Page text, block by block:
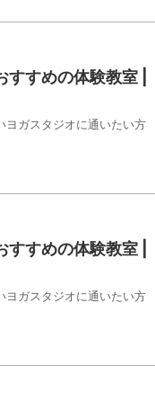
すすめの体験教室 |
ヨガスタジオに通いたい方
すすめの体験教室 |
ヨガスタジオに通いたい方